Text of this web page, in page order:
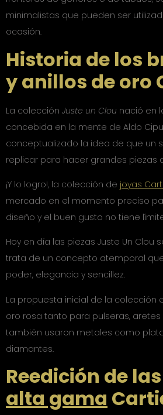
minimalistas que pueden ser
ocasión.
Historia de los
y anillos de oro
La colección Juste un Clou nació en
concebida en la mente de Aldo
conceptualizado la idea de que un
replicar para hacer grandes piezas
¡Y lo logro!, la colección de joyas
mercado en el momento preciso
diseño y el buen gusto no tiene
Hoy en día las piezas Juste Un Clou
trata de un concepto atemporal
poder, elegancia y sencillez.
La propuesta inicial de la colección
oro rosa tanto para pulseras, aretes
también usaron metales como
diamantes.
Reedición de las
alta gama